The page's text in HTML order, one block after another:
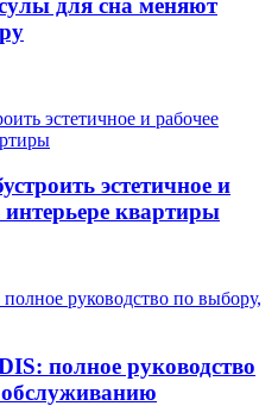
для сна меняют
эстетичное и
интерьере квартиры
полное руководство
обслуживанию